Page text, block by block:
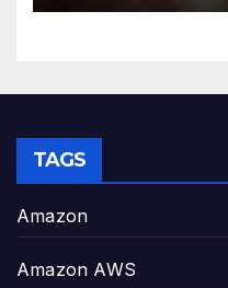
TAGS
Amazon
Amazon AWS